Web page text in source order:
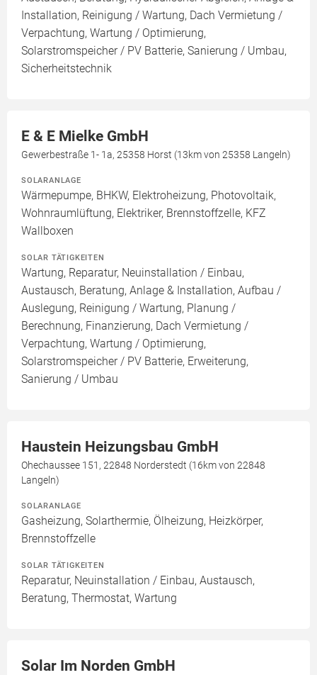
Installation, Reinigung / Wartung, Dach Vermietung /
Verpachtung, Wartung / Optimierung,
Solarstromspeicher / PV Batterie, Sanierung / Umbau,
Sicherheitstechnik
E & E Mielke GmbH
Gewerbestraße 1- 1a, 25358 Horst (13km von 25358 Langeln)
SOLARANLAGE
Wärmepumpe, BHKW, Elektroheizung, Photovoltaik,
Wohnraumlüftung, Elektriker, Brennstoffzelle, KFZ
Wallboxen
SOLAR TÄTIGKEITEN
Wartung, Reparatur, Neuinstallation / Einbau,
Austausch, Beratung, Anlage & Installation, Aufbau /
Auslegung, Reinigung / Wartung, Planung /
Berechnung, Finanzierung, Dach Vermietung /
Verpachtung, Wartung / Optimierung,
Solarstromspeicher / PV Batterie, Erweiterung,
Sanierung / Umbau
Haustein Heizungsbau GmbH
Ohechaussee 151, 22848 Norderstedt (16km von 22848
Langeln)
SOLARANLAGE
Gasheizung, Solarthermie, Ölheizung, Heizkörper,
Brennstoffzelle
SOLAR TÄTIGKEITEN
Reparatur, Neuinstallation / Einbau, Austausch,
Beratung, Thermostat, Wartung
Solar Im Norden GmbH